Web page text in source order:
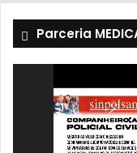
Parceria